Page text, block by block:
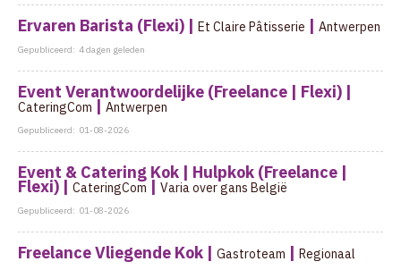
Ervaren Barista (Flexi) | Et Claire Pâtisserie | Antwerpen
Gepubliceerd: 4 dagen geleden
Event Verantwoordelijke (Freelance | Flexi) |
CateringCom | Antwerpen
Gepubliceerd: 01-08-2026
Event & Catering Kok | Hulpkok (Freelance |
Flexi) | CateringCom | Varia over gans België
Gepubliceerd: 01-08-2026
Freelance Vliegende Kok | Gastroteam | Regionaal